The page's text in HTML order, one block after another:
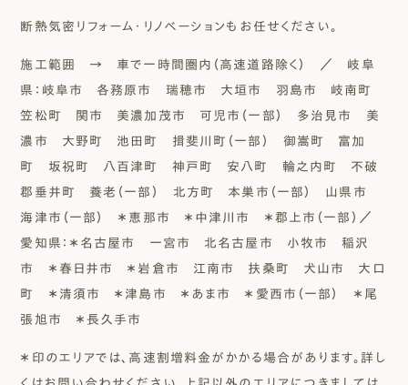
断熱気密リフォーム・リノベーションもお任せください。
施工範囲 → 車で一時間圏内（高速道路除く）
／ 岐阜
県：岐阜市 各務原市 瑞穂市 大垣市 羽島市 岐南町
笠松町 関市 美濃加茂市 可児市（一部） 多治見市 美
濃市 大野町 池田町 揖斐川町（一部） 御嵩町 富加
町 坂祝町 八百津町 神戸町 安八町 輪之内町 不破
郡垂井町 養老（一部） 北方町 本巣市（一部） 山県市
海津市（一部） ＊恵那市 ＊中津川市 ＊郡上市（一部）／
愛知県：＊名古屋市 一宮市 北名古屋市 小牧市 稲沢
市 ＊春日井市 ＊岩倉市 江南市 扶桑町 犬山市 大口
町 ＊清須市 ＊津島市 ＊あま市 ＊愛西市（一部） ＊尾
張旭市 ＊長久手市
＊印のエリアでは、高速割増料金がかかる場合があります。詳し